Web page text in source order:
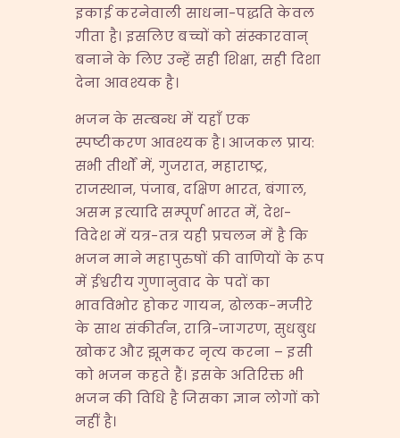
इकाई करनेवाली साधना-पद्धति केवल
गीता है। इसलिए बच्चों को संस्कारवान्
बनाने के लिए उन्हें सही शिक्षा, सही दिशा
देना आवश्यक है।
भजन के सम्बन्ध में यहाँ एक
स्पष्टीकरण आवश्यक है। आजकल प्राय:
सभी तीर्थों में, गुजरात, महाराष्ट्र,
राजस्थान, पंजाब, दक्षिण भारत, बंगाल,
असम इत्यादि सम्पूर्ण भारत में, देश-
विदेश में यत्र-तत्र यही प्रचलन में है कि
भजन माने महापुरुषों की वाणियों के रूप
में ईश्वरीय गुणानुवाद के पदों का
भावविभोर होकर गायन, ढोलक-मजीरे
के साथ संकीर्तन, रात्रि-जागरण, सुधबुध
खोकर और झूमकर नृत्य करना – इसी
को भजन कहते हैं। इसके अतिरिक्त भी
भजन की विधि है जिसका ज्ञान लोगों को
नहीं है।